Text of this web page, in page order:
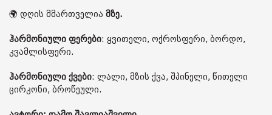
🌍 დღის მმართველია მზე.
ჰარმონიული ფერები: ყვითელი, ოქროსფერი, ბორდო,
კვამლისფერი.
ჰარმონიული ქვები: ლალი, მზის ქვა, შპინელი, წითელი
ცირკონი, ბროწეული.